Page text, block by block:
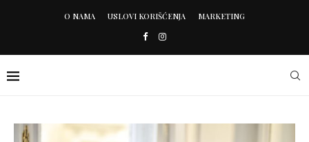
O NAMA USLOVI KORIŠĆENJA MARKETING